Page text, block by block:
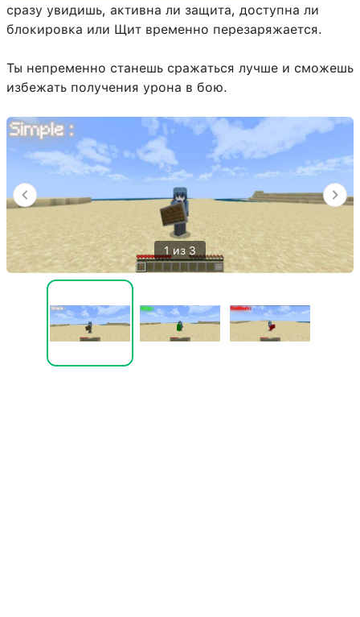
сразу увидишь, активна ли защита, доступна ли
блокировка или Щит временно перезаряжается.
Ты непременно станешь сражаться лучше и сможешь
избежать получения урона в бою.
1 из 3